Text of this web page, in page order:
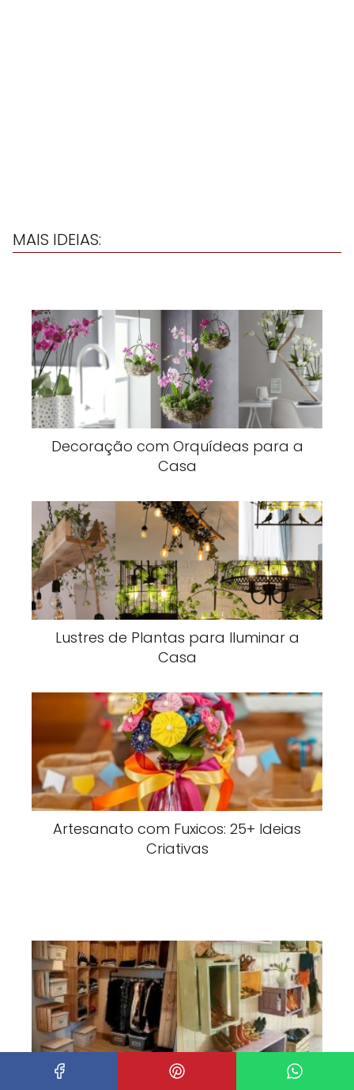
MAIS IDEIAS:
Decoração com Orquídeas para a
Casa
Lustres de Plantas para Iluminar a
Casa
Artesanato com Fuxicos: 25+ Ideias
Criativas
Closet com Caixas de Madeira: